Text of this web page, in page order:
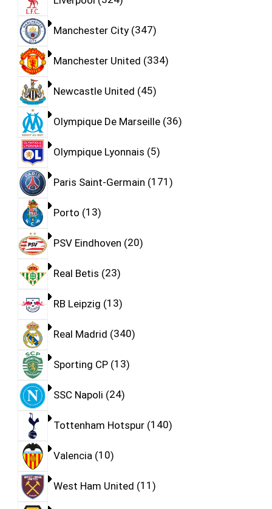
Manchester City 347
Manchester United 334
Newcastle United 45
Olympique De Marseille 36
Olympique Lyonnais 5
Paris Saint-Germain 171
Porto 13
PSV Eindhoven 20
Real Betis 23
RB Leipzig 13
Real Madrid 340
Sporting CP 13
SSC Napoli 24
Tottenham Hotspur 140
Valencia 10
West Ham United 11